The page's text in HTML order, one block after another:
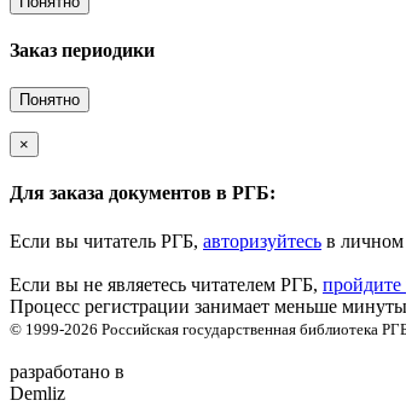
Заказ периодики
Понятно
×
Для заказа документов в РГБ:
Если вы читатель РГБ, авторизуйтесь в личном
Если вы не являетесь читателем РГБ,
Процесс регистрации занимает меньше
© 1999-2026 Российская государственная библиотека
разработано в
Demliz